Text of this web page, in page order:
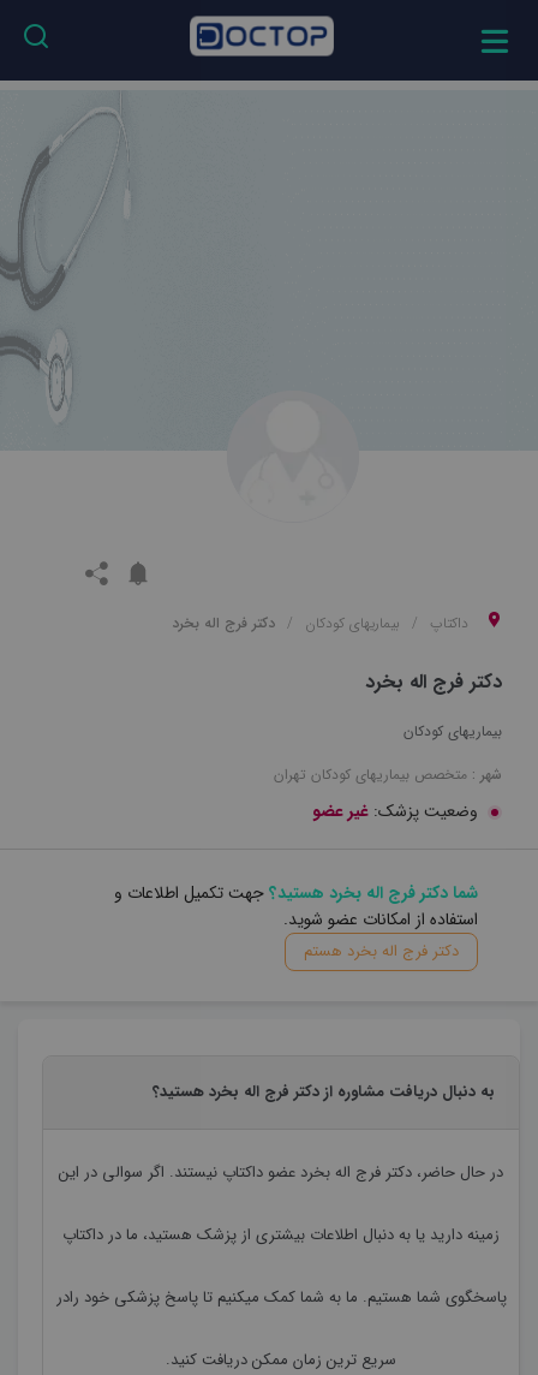
داکتاپ بیماریهای کودکان دکتر فرج اله بخرد
دکتر فرج اله بخرد
بیماریهای کودکان
شهر : متخصص بیماریهای کودکان تهران
وضعیت پزشک: غیر عضو
شما دکتر فرج اله بخرد هستید؟جهت تکمیل اطلاعات و
استفاده از امکانات عضو شوید.
دکتر فرج اله بخرد هستم
به دنبال دریافت مشاوره از دکتر فرج اله بخرد هستید؟
در حال حاضر، دکتر فرج اله بخرد عضو داکتاپ نیستند. اگر سوالی در این
زمینه دارید یا به دنبال اطلاعات بیشتری از پزشک هستید، ما در داکتاپ
پاسخگوی شما هستیم. ما به شما کمک میکنیم تا پاسخ پزشکی خود رادر
سریع ترین زمان ممکن دریافت کنید.